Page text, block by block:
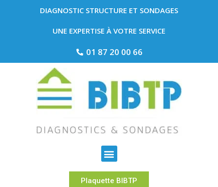
DIAGNOSTIC STRUCTURE ET SONDAGES
UNE EXPERTISE À VOTRE SERVICE
01 87 20 00 66
Plaquette BIBTP